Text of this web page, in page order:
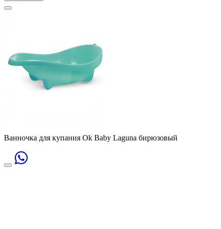
Ванночка для купания Ok Baby Laguna бирюзовый